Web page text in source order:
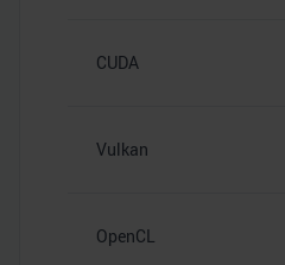
CUDA
Vulkan
OpenCL